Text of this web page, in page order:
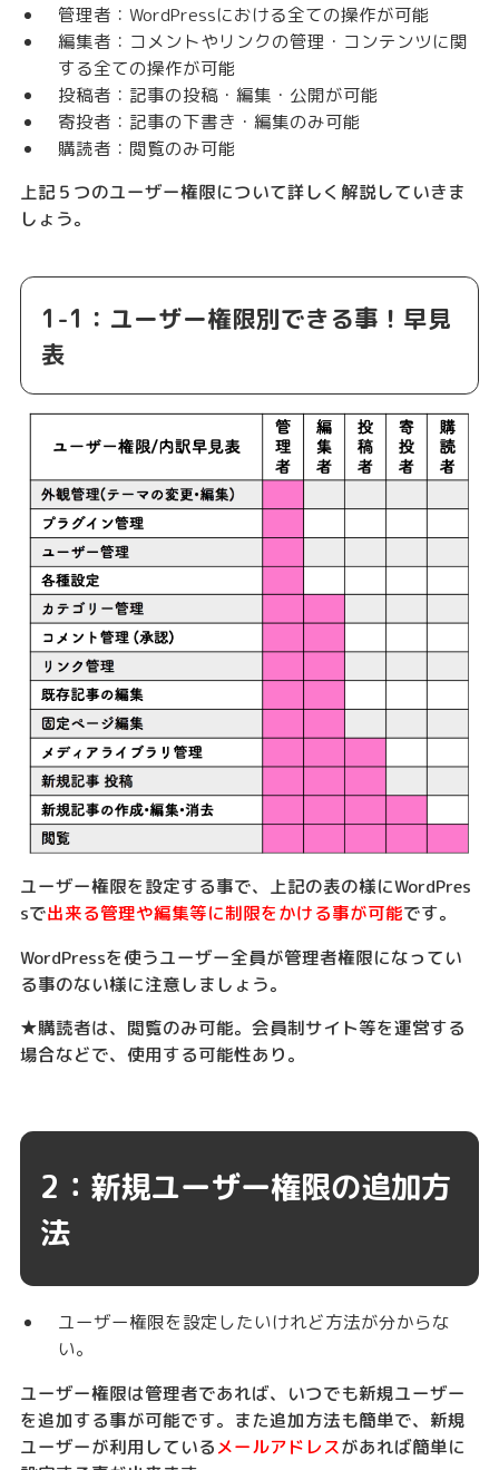
管理者：WordPressにおける全ての操作が可能
編集者：コメントやリンクの管理・コンテンツに関
する全ての操作が可能
投稿者：記事の投稿・編集・公開が可能
寄投者：記事の下書き・編集のみ可能
購読者：閲覧のみ可能
上記５つのユーザー権限について詳しく解説していきま
しょう。
1-1：ユーザー権限別できる事！早見
表
ユーザー権限を設定する事で、上記の表の様にWordPres
sで出来る管理や編集等に制限をかける事が可能です。
WordPressを使うユーザー全員が管理者権限になってい
る事のない様に注意しましょう。
★購読者は、閲覧のみ可能。会員制サイト等を運営する
場合などで、使用する可能性あり。
2：新規ユーザー権限の追加方
法
ユーザー権限を設定したいけれど方法が分からな
い。
ユーザー権限は管理者であれば、いつでも新規ユーザー
を追加する事が可能です。また追加方法も簡単で、新規
ユーザーが利用しているメールアドレスがあれば簡単に